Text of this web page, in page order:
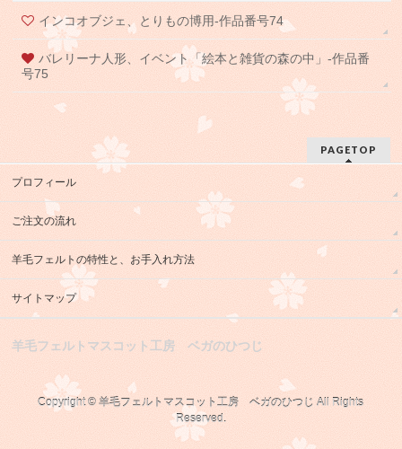
インコオブジェ、とりもの博用-作品番号74
バレリーナ人形、イベント「絵本と雑貨の森の中」-作品番
号75
PAGETOP
プロフィール
ご注文の流れ
羊毛フェルトの特性と、お手入れ方法
サイトマップ
羊毛フェルトマスコット工房 ベガのひつじ
Copyright ©羊毛フェルトマスコット工房 ベガのひつじ All Rights
Reserved.